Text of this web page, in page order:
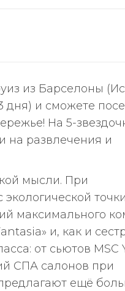
из Барселоны
дня) и сможете
На 5-
на развлечения и
мысли. При
точки
максимального
и, как и
от сьютов MSC
СПА салонов при
ещё